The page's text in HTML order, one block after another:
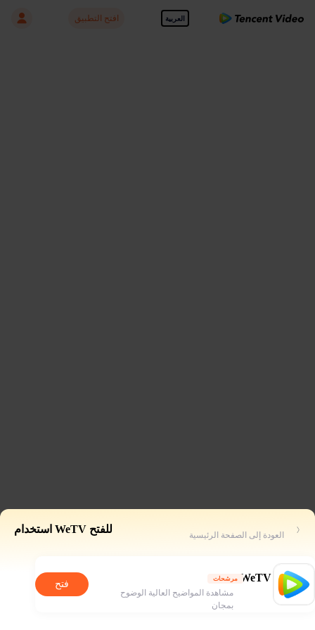
العربية افتح التطبيق
للفتح WeTV استخدام العودة إلى الصفحة الرئيسية
WeTV مرشحات
مشاهدة المواضيح العالية الوضوح
بمجان
فتح